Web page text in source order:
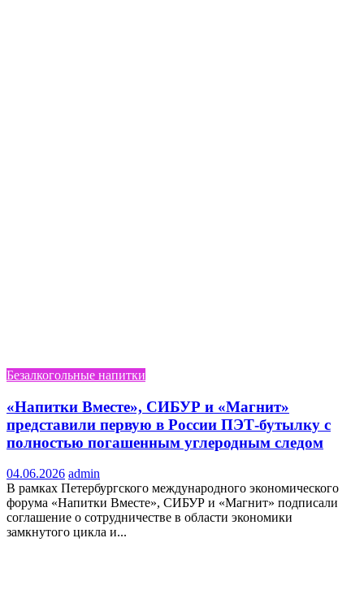
Безалкогольные напитки
«Напитки Вместе», СИБУР и «Магнит»
представили первую в России ПЭТ-бутылку с
полностью погашенным углеродным следом
04.06.2026 admin
В рамках Петербургского международного экономического
форума «Напитки Вместе», СИБУР и «Магнит» подписали
соглашение о сотрудничестве в области экономики
замкнутого цикла и...